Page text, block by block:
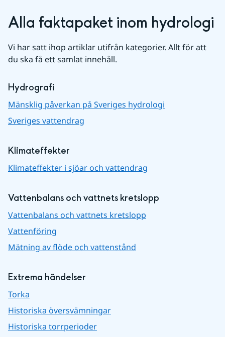
Alla faktapaket inom hydrologi
Vi har satt ihop artiklar utifrån kategorier. Allt för att
du ska få ett samlat innehåll.
Hydrografi
Mänsklig påverkan på Sveriges hydrologi
Sveriges vattendrag
Klimateffekter
Klimateffekter i sjöar och vattendrag
Vattenbalans och vattnets kretslopp
Vattenbalans och vattnets kretslopp
Vattenföring
Mätning av flöde och vattenstånd
Extrema händelser
Torka
Historiska översvämningar
Historiska torrperioder